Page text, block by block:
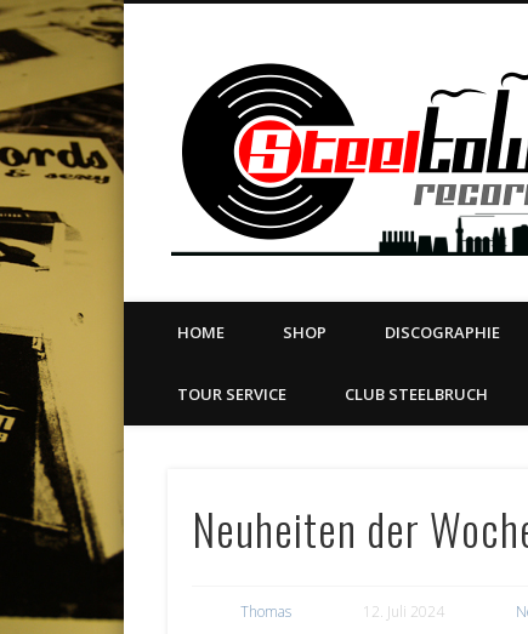
LABEL | MERCH | PRINT | DIY | FANZINE |
VimeoDribble LinkedIn
HOME SHOP DISCOGRAPHIE
TOUR SERVICE CLUB STEELBRUCH
Neuheiten der
Thomas 12. Juli 2024